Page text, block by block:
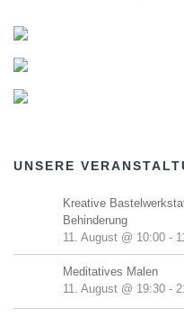
UNSERE
Kreative
Behinderung
11. August @ 10:00 -
Meditatives Malen
11. August @ 19:30 -